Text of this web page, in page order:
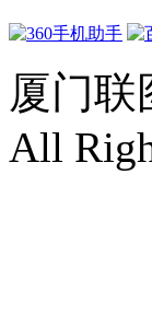
厦门联
All